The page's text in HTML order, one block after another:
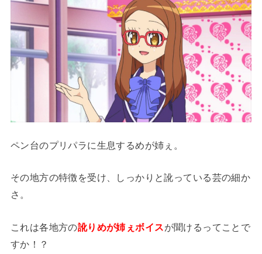
ペン台のプリパラに生息するめが姉ぇ。
その地方の特徴を受け、しっかりと訛っている芸の細か
さ。
これは各地方の訛りめが姉ぇボイス が聞けるってことで
すか！？